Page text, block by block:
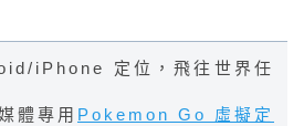
iPhone 定位，飛往世界任
體專用 Pokemon Go 虛擬定